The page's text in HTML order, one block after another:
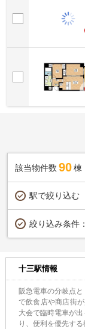
該当物件数 90棟
駅で絞り込む
絞り込み条件：
十三駅情報
阪急電車の分岐点
で飲食店や商店街
大会で臨時電車が
り、便利を優先する